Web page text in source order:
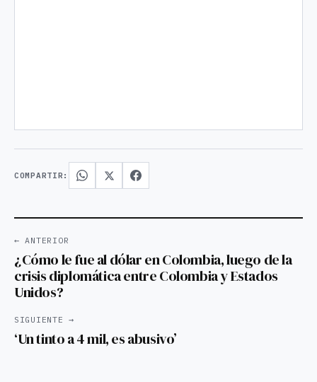
COMPARTIR:
← ANTERIOR
¿Cómo le fue al dólar en Colombia, luego de la
crisis diplomática entre Colombia y Estados
Unidos?
SIGUIENTE →
‘Un tinto a 4 mil, es abusivo’